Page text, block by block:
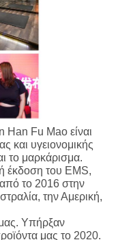
Han Fu Mao είναι
και υγειονομικής
το μαρκάρισμα.
έκδοση του EMS,
το 2016 στην
την Αμερική,
Υπήρξαν
μας το 2020.